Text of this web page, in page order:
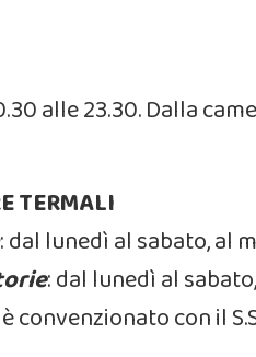
alle 23.30. Dalla
TERMALI
: dal lunedì al sabato, al
: dal lunedì al
convenzionato con il